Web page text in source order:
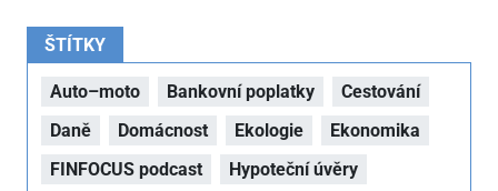
ŠTÍTKY
Auto–moto Bankovní poplatky
Cestování
Daně
Domácnost Ekologie
Ekonomika
FINFOCUS podcast
Hypoteční úvěry